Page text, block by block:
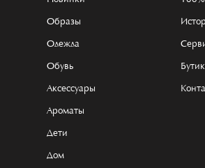
Образы
Одежда
Обувь
Аксессуары
Ароматы
Дети
Дом